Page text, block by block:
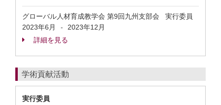
グローバル人材育成教学会 第9回九州支部会 実行委員
2023年6月
-
2023年12月
詳細を見る
学術貢献活動
実行委員